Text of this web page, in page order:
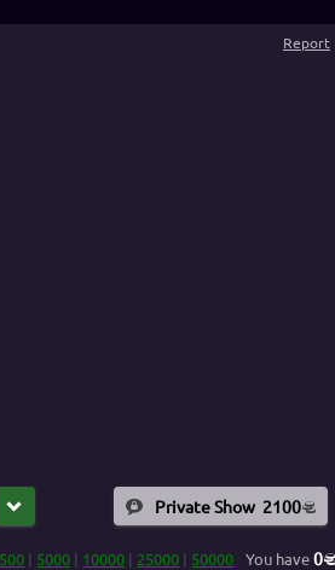
Report
Private Show 2100
| 5000 | 10000 | 25000 | 50000 You have0